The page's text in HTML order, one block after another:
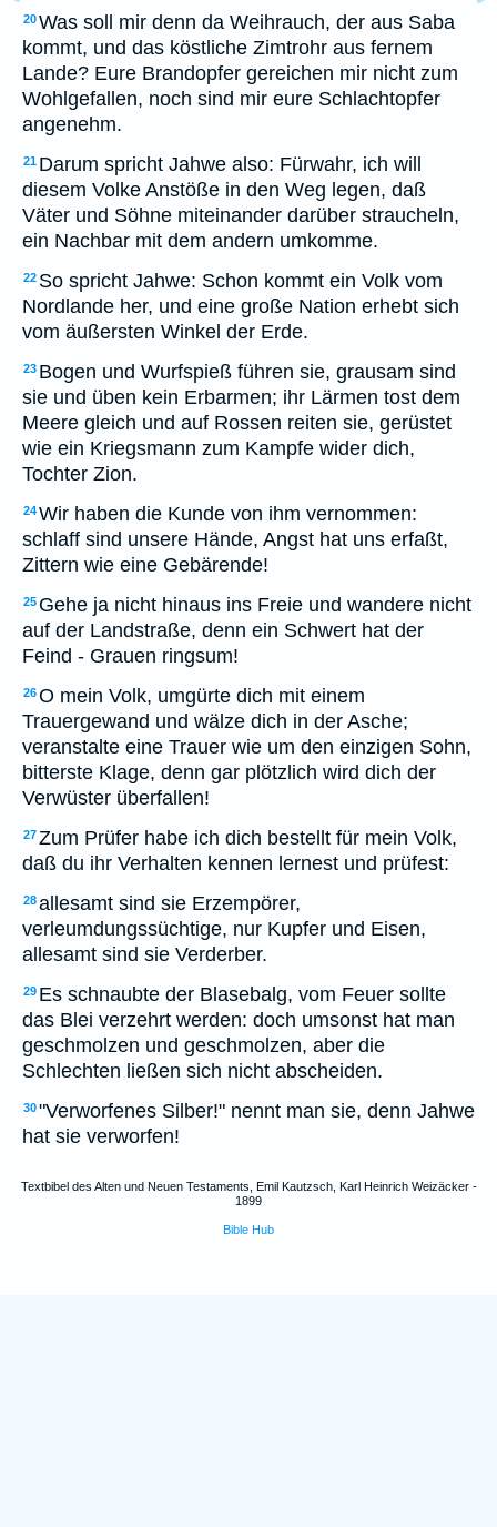
20Was soll mir denn da Weihrauch, der aus Saba
kommt, und das köstliche Zimtrohr aus fernem
Lande? Eure Brandopfer gereichen mir nicht zum
Wohlgefallen, noch sind mir eure Schlachtopfer
angenehm.
21 Darum spricht Jahwe also: Fürwahr, ich will
diesem Volke Anstöße in den Weg legen, daß
Väter und Söhne miteinander darüber straucheln,
ein Nachbar mit dem andern umkomme.
22 So spricht Jahwe: Schon kommt ein Volk vom
Nordlande her, und eine große Nation erhebt sich
vom äußersten Winkel der Erde.
23 Bogen und Wurfspieß führen sie, grausam sind
sie und üben kein Erbarmen; ihr Lärmen tost dem
Meere gleich und auf Rossen reiten sie, gerüstet
wie ein Kriegsmann zum Kampfe wider dich,
Tochter Zion.
24Wir haben die Kunde von ihm vernommen:
schlaff sind unsere Hände, Angst hat uns erfaßt,
Zittern wie eine Gebärende!
25 Gehe ja nicht hinaus ins Freie und wandere nicht
auf der Landstraße, denn ein Schwert hat der
Feind - Grauen ringsum!
26O mein Volk, umgürte dich mit einem
Trauergewand und wälze dich in der Asche;
veranstalte eine Trauer wie um den einzigen Sohn,
bitterste Klage, denn gar plötzlich wird dich der
Verwüster überfallen!
27Zum Prüfer habe ich dich bestellt für mein Volk,
daß du ihr Verhalten kennen lernest und prüfest:
28allesamt sind sie Erzempörer,
verleumdungssüchtige, nur Kupfer und Eisen,
allesamt sind sie Verderber.
29 Es schnaubte der Blasebalg, vom Feuer sollte
das Blei verzehrt werden: doch umsonst hat man
geschmolzen und geschmolzen, aber die
Schlechten ließen sich nicht abscheiden.
30"Verworfenes Silber!" nennt man sie, denn Jahwe
hat sie verworfen!
Textbibel des Alten und Neuen Testaments, Emil Kautzsch, Karl Heinrich Weizäcker -
1899
Bible Hub